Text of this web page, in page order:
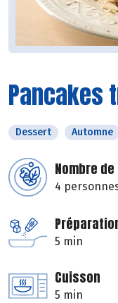
Pancakes
Dessert Automne
Nombre
4
5 min
Cuisson
5 min